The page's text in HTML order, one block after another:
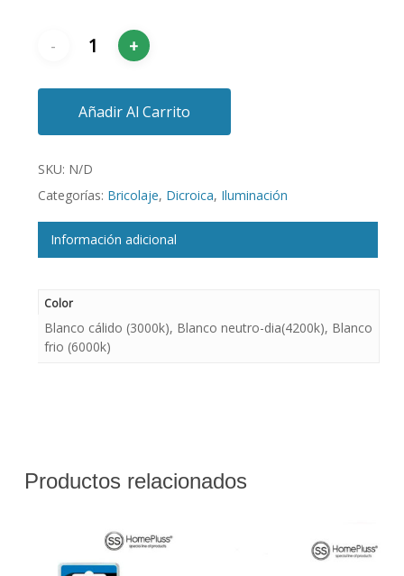
Añadir Al Carrito
SKU: N/D
Categorías: Bricolaje, Dicroica, Iluminación
Información adicional
Color
Blanco cálido (3000k), Blanco neutro-dia(4200k), Blanco
frio (6000k)
Productos relacionados